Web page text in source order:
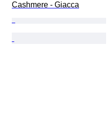
Cashmere - Giacca